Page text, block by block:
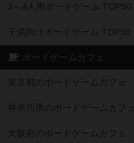
3～4人用ボードゲーム TOP50
子供向けボードゲーム TOP50
ボードゲームカフェ
東京都のボードゲームカフェ
神奈川県のボードゲームカフェ
大阪府のボードゲームカフェ